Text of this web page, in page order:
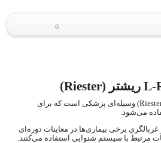
0
اتوسکوپ L-Ri- scope ریشتر (Riester) وسیله‌ای پزشکی است که برای
می‌شود.
برخی بیماری‌ها در معاینات دوره‌ای
مرتبط با سیستم شنوایی استفاده می‌کنند.